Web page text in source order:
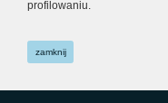
profilowaniu.
zamknij